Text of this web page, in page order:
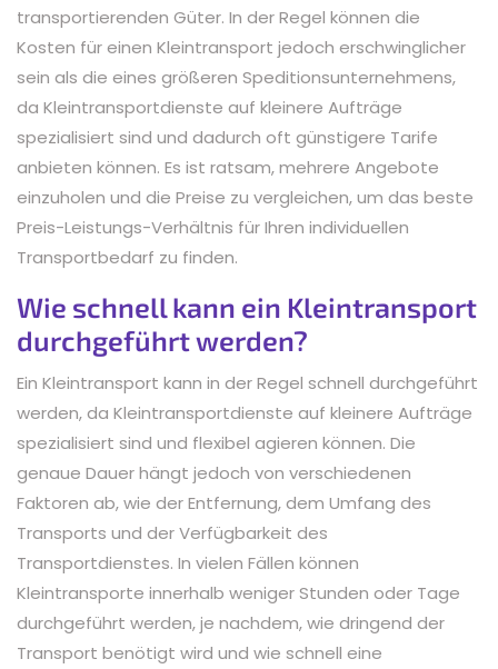
transportierenden Güter. In der Regel können die
Kosten für einen Kleintransport jedoch erschwinglicher
sein als die eines größeren Speditionsunternehmens,
da Kleintransportdienste auf kleinere Aufträge
spezialisiert sind und dadurch oft günstigere Tarife
anbieten können. Es ist ratsam, mehrere Angebote
einzuholen und die Preise zu vergleichen, um das beste
Preis-Leistungs-Verhältnis für Ihren individuellen
Transportbedarf zu finden.
Wie schnell kann ein Kleintransport
durchgeführt werden?
Ein Kleintransport kann in der Regel schnell durchgeführt
werden, da Kleintransportdienste auf kleinere Aufträge
spezialisiert sind und flexibel agieren können. Die
genaue Dauer hängt jedoch von verschiedenen
Faktoren ab, wie der Entfernung, dem Umfang des
Transports und der Verfügbarkeit des
Transportdienstes. In vielen Fällen können
Kleintransporte innerhalb weniger Stunden oder Tage
durchgeführt werden, je nachdem, wie dringend der
Transport benötigt wird und wie schnell eine